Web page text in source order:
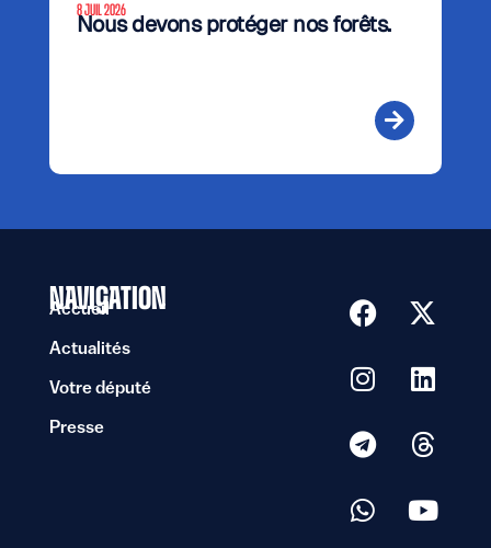
8 JUIL 2026
Nous devons protéger nos forêts.
NAVIGATION
Accueil
Actualités
Votre député
Presse